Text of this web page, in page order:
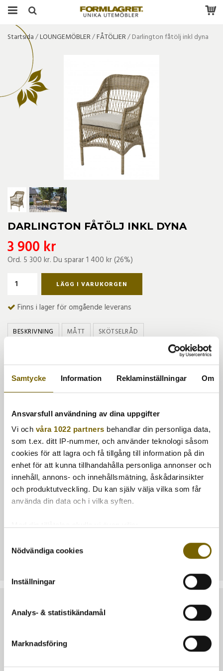
Samtycke Information Reklaminställningar Om
Ansvarsfull användning av dina uppgifter
Vi och våra 1022 partners behandlar din personliga data,
som t.ex. ditt IP-nummer, och använder teknologi såsom
cookies för att lagra och få tillgång till information på din
enhet för att kunna tillhandahålla personliga annonser och
innehåll, annons- och innehållsmätning, åskådarinsikter
och produktutveckling. Du kan själv välja vilka som får
använda din data och i vilka syften.
som kan ha en noggrannhet på upp till flera meter
Ta reda på mer om hur dina personliga uppgifter
Du kan ändra eller dra tillbaka ditt samtycke när som
Vi använder enhetsidentifierare för att anpassa innehållet
Nödvändiga cookies
Inställningar
Analys- & statistikändamål
Marknadsföring
Startsida/LOUNGEMÖBLER/FÅTÖLJER/Darlington fåtölj inkl dyna
DARLINGTON FÅTÖLJ INKL DYNA
3 900 kr
Ord. 5 300 kr. Du sparar1 400 kr(26%)
LÄGG I VARUKORGEN
Finns i lager för omgående leverans
BESKRIVNING MÅTT SKÖTSELRÅD
Denna fåtölj är tillverkad i konstrotting där fibern är genom
färgad och därför UV-resistent. Så den bleks inte av solen.
solen. Konstrottingen är ISO-certifierad( internationellt
accepterad standard). Ingår dyna i polyester där överdraget
Artikelnr:DAR-FA
TA DEL AV VÅRA BÄSTA ERBJUDANDEN & NYHETER
PRENUMERERA